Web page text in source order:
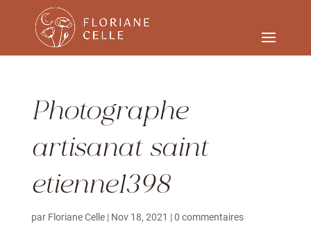
Photographe
artisanat saint
etienne1398
par Floriane Celle| Nov 18, 2021 |0 commentaires